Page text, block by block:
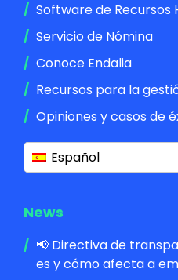
Software de Recursos
Servicio de Nómina
Conoce Endalia
Recursos para la
Opiniones y casos de
Español
News
📢 Directiva de
es y cómo afecta a